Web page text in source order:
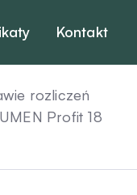
Kontakt
rozliczeń
Profit 18